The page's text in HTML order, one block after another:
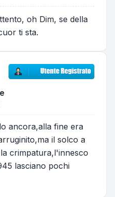
oh Dim, se della
ti sta.
ancora,alla fine era
il solco a
crimpatura,l'innesco
lasciano pochi